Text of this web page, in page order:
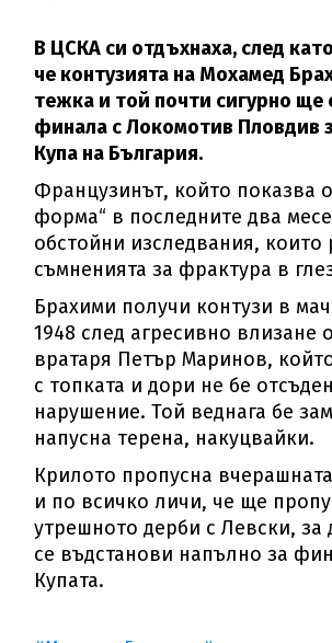
В ЦСКА си отдъхнаха, след
че контузията на Мохамед
тежка и той почти сигурно ще
финала с Локомотив Пловдив
Купа на България.
Французинът, който показва
форма“ в последните два
обстойни изследвания, които
съмненията за фрактура в
Брахими получи контузи в
1948 след агресивно влизане
вратаря Петър Маринов,
с топката и дори не бе
нарушение. Той веднага бе
напусна терена, накуцвайки.
Крилото пропусна
и по всичко личи, че ще
утрешното дерби с Левски, за
се въдстанови напълно за
Купата.